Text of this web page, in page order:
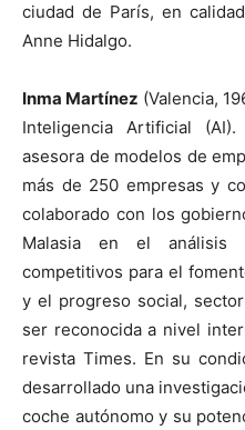
ciudad de París, en
Anne Hidalgo.
Inma Martínez (Valencia,
Inteligencia Artificial
asesora de modelos de
más de 250 empresas y
colaborado con los
Malasia en el análisis
competitivos para el
y el progreso social,
ser reconocida a nivel
revista Times. En su
desarrollado una
coche autónomo y su